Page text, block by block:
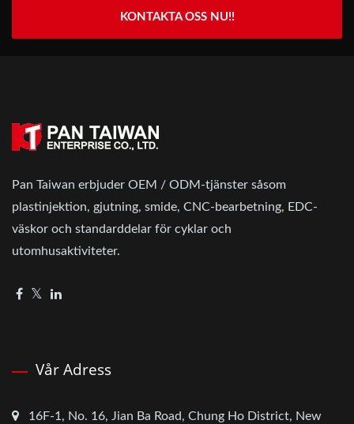
KONTAKTA OSS NU!!
Pan Taiwan erbjuder OEM / ODM-tjänster såsom
plastinjektion, gjutning, smide, CNC-bearbetning, EDC-
väskor och standarddelar för cyklar och
utomhusaktiviteter.
Vår Adress
16F-1, No. 16, Jian Ba Road, Chung Ho District, New